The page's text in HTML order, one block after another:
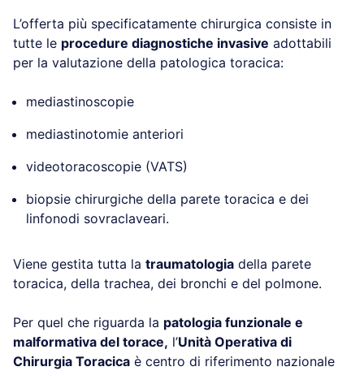
L’offerta più specificatamente chirurgica consiste in
tutte le procedure diagnostiche invasive adottabili
per la valutazione della patologica toracica:
mediastinoscopie
mediastinotomie anteriori
videotoracoscopie (VATS)
biopsie chirurgiche della parete toracica e dei
linfonodi sovraclaveari.
Viene gestita tutta la traumatologia della parete
toracica, della trachea, dei bronchi e del polmone.
Per quel che riguarda la patologia funzionale e
malformativa del torace, l’Unità Operativa di
Chirurgia Toracica è centro di riferimento nazionale